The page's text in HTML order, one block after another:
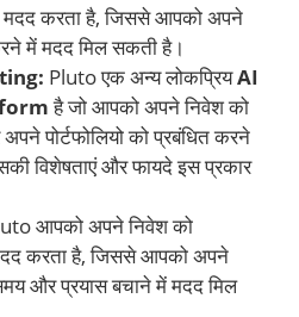
मदद करता है, जिससे आपको अपने
में मदद मिल सकती है।
Pluto एक अन्य लोकप्रियAI
है जो आपको अपने निवेश को
पोर्टफोलियो को प्रबंधित करने
विशेषताएं और फायदे इस प्रकार
आपको अपने निवेश को
करता है, जिससे आपको अपने
और प्रयास बचाने में मदद मिल